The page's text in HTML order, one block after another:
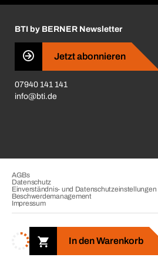
In den Warenkorb
Insektenschutzplaner
Haftungsausschluss
Qualitätsmanagement
Zertifikate
CVV-Liste
BTI by BERNER Newsletter
Jetzt abonnieren
07940 141 141
info@bti.de
Copyright © 2026. BTI Befestigungstechnik
Rechte vorbehalten. Verkauf nur an
AGBs
Datenschutz
Einverständnis- und Datenschutzeinstellungen
Beschwerdemanagement
Impressum